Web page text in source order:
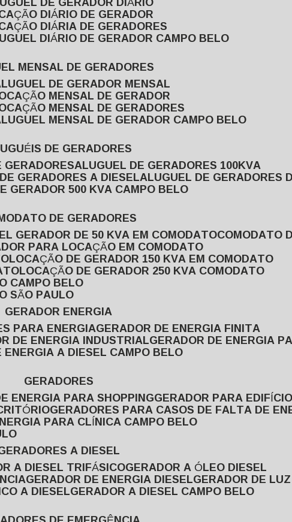
DIÁRIO DE GERADOR
DIÁRIA DE GERADORES
DIÁRIO DE GERADOR CAMPO BELO
MENSAL DE GERADORES
ALUGUEL DE GERADOR MENSAL
MENSAL DE GERADOR
MENSAL DE GERADORES
ALUGUEL MENSAL DE GERADOR CAMPO BELO
DE GERADORES
GERADORES ALUGUEL DE GERADORES 100KVA
GERADORES A DIESEL ALUGUEL DE GERADORES
GERADOR 500 KVA CAMPO BELO
DE GERADORES
GERADOR DE 50 KVA EM COMODATO COMODATO
PARA LOCAÇÃO EM COMODATO
LOCAÇÃO DE GERADOR 150 KVA EM COMODATO
LOCAÇÃO DE GERADOR 250 KVA COMODATO
CAMPO BELO
SÃO PAULO
GERADOR ENERGIA
PARA ENERGIA GERADOR DE ENERGIA FINITA
DE ENERGIA INDUSTRIAL GERADOR DE ENERGIA
ENERGIA A DIESEL CAMPO BELO
GERADORES
ENERGIA PARA SHOPPING GERADOR PARA
GERADORES PARA CASOS DE FALTA DE
PARA CLÍNICA CAMPO BELO
GERADORES A DIESEL
A DIESEL TRIFÁSICO GERADOR A ÓLEO DIESEL
GERADOR DE ENERGIA DIESEL GERADOR DE
A DIESEL GERADOR A DIESEL CAMPO BELO